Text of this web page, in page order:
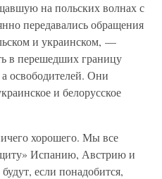
на польских волнах с
передавались обращения
и украинском, —
в перешедших границу
а освободителей. Они
и белорусское
хорошего. Мы все
Испанию, Австрию и
если понадобится,